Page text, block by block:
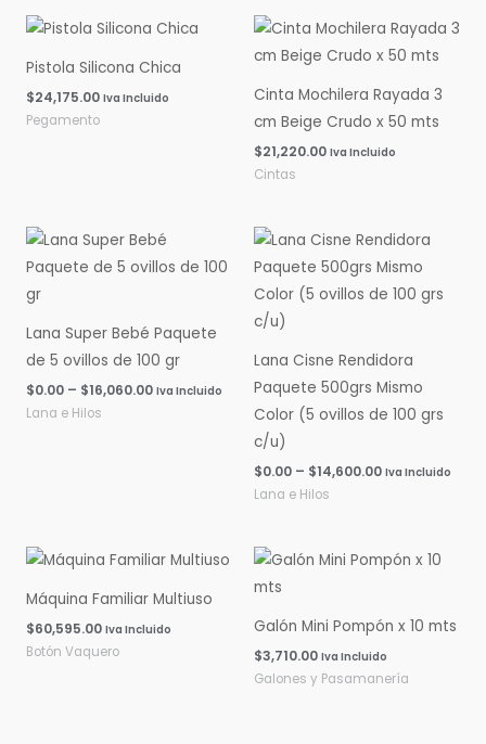
Pistola Silicona Chica
$24,175.00 Iva Incluido
Pegamento
Cinta Mochilera Rayada 3
cm Beige Crudo x 50 mts
$21,220.00 Iva Incluido
Cintas
Lana Super Bebé Paquete
de 5 ovillos de 100 gr
$0.00 – $16,060.00
Rango
de
precios:
$16,060.00
Iva Incluido
Lana e Hilos
Lana Cisne Rendidora
Paquete 500grs Mismo
Color (5 ovillos de 100 grs
c/u)
$0.00 – $14,600.00
Rango
de
precios:
desde
$0.00
Iva Incluido
Lana e Hilos
Máquina Familiar Multiuso
$60,595.00 Iva Incluido
Botón Vaquero
Galón Mini Pompón x 10 mts
$3,710.00 Iva Incluido
Galones y Pasamanería